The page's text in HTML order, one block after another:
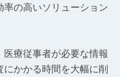
の高いソリューション
療従事者が必要な情報
かかる時間を大幅に削